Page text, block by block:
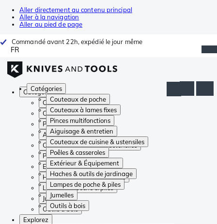
Aller directement au contenu principal
Aller à la navigation
Aller au pied de page
Commandé avant 22h, expédié le jour même
FR
Catégories
Couteaux de poche
Couteaux à lames fixes
Pinces multifonctions
Aiguisage & entretien
Couteaux de cuisine & ustensiles
Poêles & casseroles
Extérieur & Équipement
Haches & outils de jardinage
Lampes de poche & piles
Jumelles
Outils à bois
Catégories
Couteaux de poche
Couteaux à lames fixes
Pinces multifonctions
Aiguisage & entretien
Couteaux de cuisine & ustensiles
Poêles & casseroles
Extérieur & Équipement
Haches & outils de jardinage
Lampes de poche & piles
Jumelles
Outils à bois
Explorez